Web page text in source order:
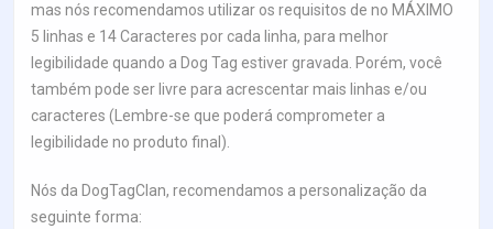
mas nós recomendamos utilizar os requisitos de no MÁXIMO
5 linhas e 14 Caracteres por cada linha, para melhor
legibilidade quando a Dog Tag estiver gravada. Porém, você
também pode ser livre para acrescentar mais linhas e/ou
caracteres (Lembre-se que poderá comprometer a
legibilidade no produto final).
Nós da DogTagClan, recomendamos a personalização da
seguinte forma: